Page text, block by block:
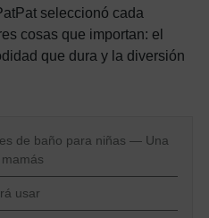
seleccionó cada
cosas que importan: el
que dura y la diversión
de baño para niñas — Una
usar